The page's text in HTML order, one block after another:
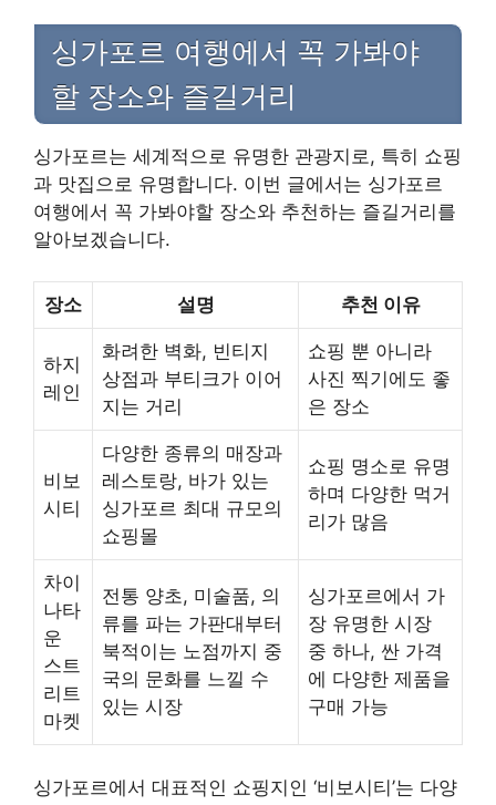
싱가포르 여행에서 꼭 가봐야
할 장소와 즐길거리
싱가포르는 세계적으로 유명한 관광지로, 특히 쇼핑
과 맛집으로 유명합니다. 이번 글에서는 싱가포르
여행에서 꼭 가봐야할 장소와 추천하는 즐길거리를
알아보겠습니다.
장소 설명 추천 이유
하지
레인
화려한 벽화, 빈티지
상점과 부티크가 이어
지는 거리
쇼핑 뿐 아니라
사진 찍기에도 좋
은 장소
비보
시티
다양한 종류의 매장과
레스토랑, 바가 있는
싱가포르 최대 규모의
쇼핑몰
쇼핑 명소로 유명
하며 다양한 먹거
리가 많음
차이
나타
운
스트
리트
마켓
전통 양초, 미술품, 의
류를 파는 가판대부터
북적이는 노점까지 중
국의 문화를 느낄 수
있는 시장
싱가포르에서 가
장 유명한 시장
중 하나, 싼 가격
에 다양한 제품을
구매 가능
싱가포르에서 대표적인 쇼핑지인 ‘비보시티’는 다양